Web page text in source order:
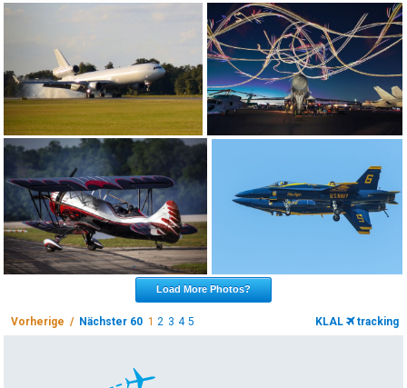
Load More Photos?
Vorherige / Nächster 60 1 2 3 4 5 KLAL tracking